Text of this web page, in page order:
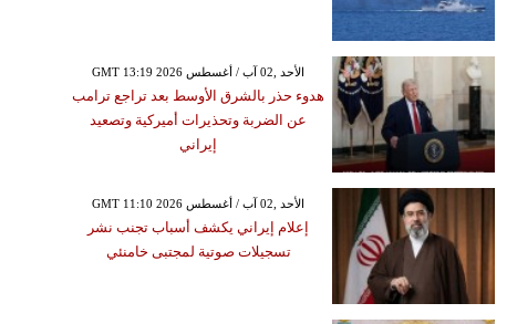
GMT 13:19 2026 الأحد ,02 آب / أغسطس
هدوء حذر بالشرق الأوسط بعد تراجع ترامب
عن الضربة وتحذيرات أميركية وتصعيد
إيراني
GMT 11:10 2026 الأحد ,02 آب / أغسطس
إعلام إيراني يكشف أسباب تجنب نشر
تسجيلات صوتية لمجتبى خامنئي